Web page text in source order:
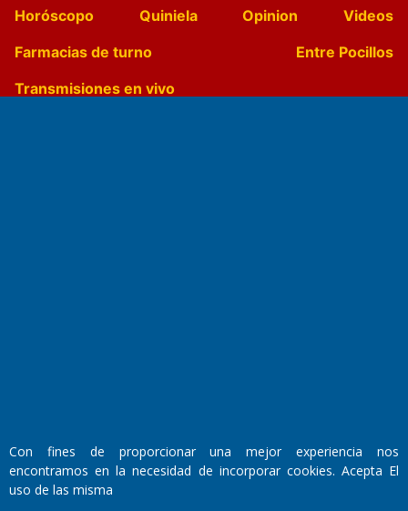
Horóscopo
Quiniela Opinion
Videos
Farmacias de turno
Entre Pocillos
Transmisiones en vivo
Propietario: El Diario SRL
Director Periodístico:
Walter René Goñi
Con fines de proporcionar una mejor experiencia nos
encontramos en la necesidad de incorporar cookies. Acepta El
uso de las misma